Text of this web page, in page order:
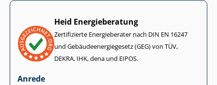
Heid Energieberatung
Zertifizierte Energieberater nach DIN EN 16247
und Ge­bäu­de­en­er­gie­ge­setz (GEG) von TÜV,
DEKRA, IHK, dena und EIPOS.
Anrede